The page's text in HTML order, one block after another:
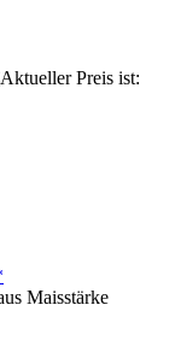
Aktueller Preis ist:
Maisstärke